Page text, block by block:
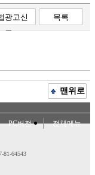
광고신
고
목록
맨위로
PC버전 전체메뉴
81-64543